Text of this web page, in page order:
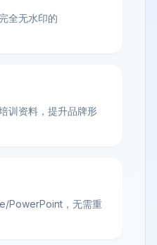
全无水印的
训资料，提升品牌形
PowerPoint，无需重